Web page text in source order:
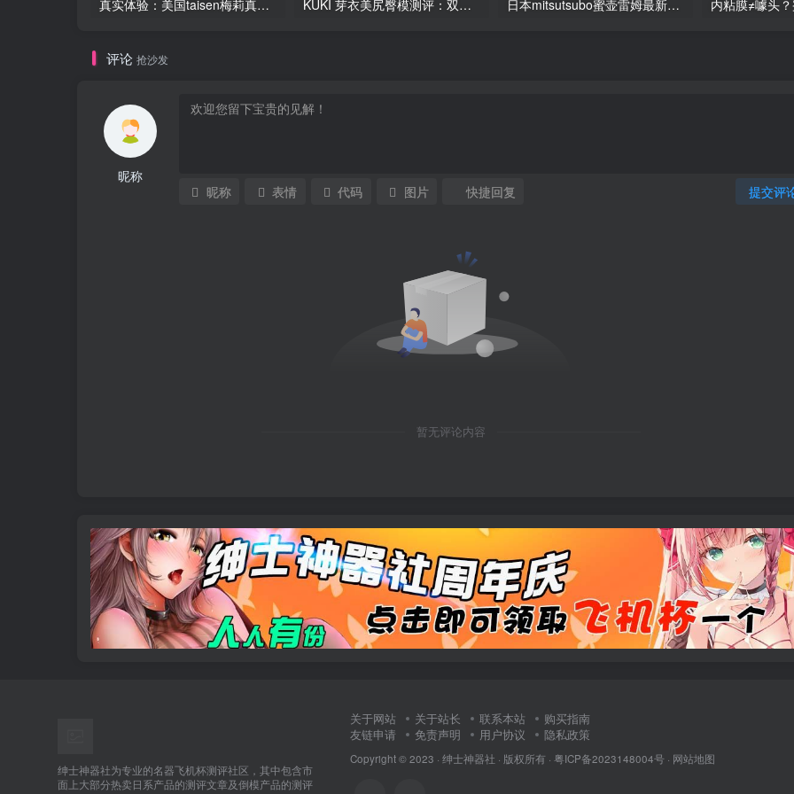
真实体验：美国taisen梅莉真人阴臀倒模飞机杯 KUKI 芽衣美尻臀模测评：双通道体验，社长实测分享 日本mitsutsubo蜜壶雷姆最新飞机杯推荐及测评
评论 抢沙发
昵称
提交评
昵称 表情 代码 图片 快捷回复
暂无评论内容
绅士神器社为专业的名器飞机杯测评社区，其中包含市
面上大部分热卖日系产品的测评文章及倒模产品的测评
关于网站 关于站长 联系本站
购买指南
友链申请
免责声明 用户协议 隐私政策
Copyright © 2023 · 绅士神器社 · 版权所有 · 粤ICP备2023148004号 · 网站地图